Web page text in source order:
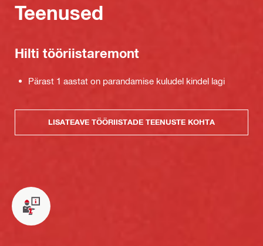
Teenused
Hilti tööriistaremont
Pärast 1 aastat on parandamise kuludel kindel lagi
LISATEAVE TÖÖRIISTADE TEENUSTE KOHTA